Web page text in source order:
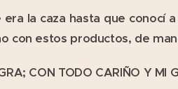
era la caza hasta que conocí
con estos productos, de
CON TODO CARIÑO Y MI